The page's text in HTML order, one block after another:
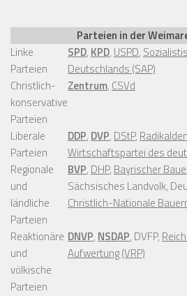
Parteien in der
Linke
Parteien
SPD, KPD, USPD,
Deutschlands (SAP)
Christlich-
konservative
Parteien
Zentrum, CSVd
Liberale
Parteien
DDP, DVP, DStP,
Wirtschaftspartei des
Regionale
und
ländliche
Parteien
BVP, DHP, Bayrischer
Sächsisches Landvolk,
Christlich-Nationale
Reaktionäre
und
völkische
Parteien
DNVP, NSDAP, DVFP,
Aufwertung (VRP)